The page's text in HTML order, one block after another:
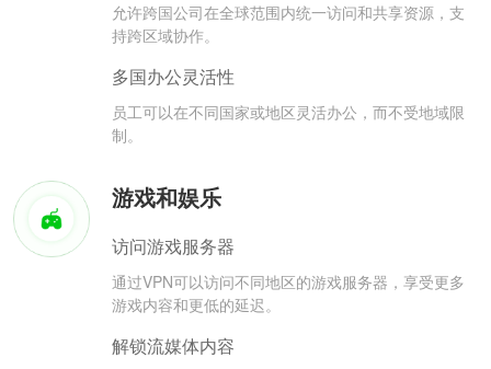
允许跨国公司在全球范围内统一访问和共享资源，支
持跨区域协作。
多国办公灵活性
员工可以在不同国家或地区灵活办公，而不受地域限
制。
游戏和娱乐
访问游戏服务器
通过VPN可以访问不同地区的游戏服务器，享受更多
游戏内容和更低的延迟。
解锁流媒体内容